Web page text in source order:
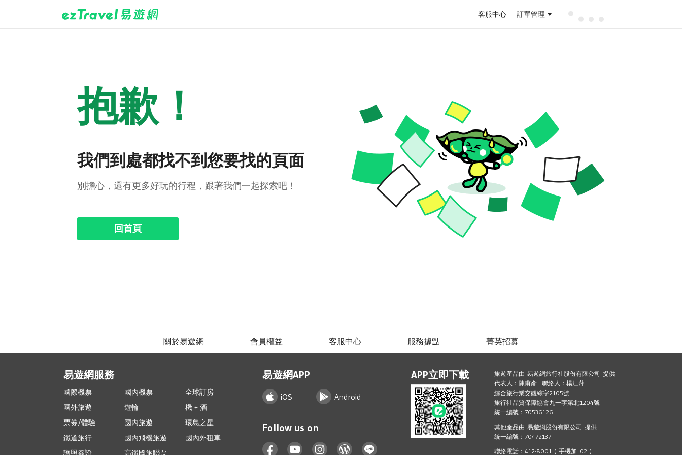
客服中心 訂單管理
抱歉！
我們到處都找不到您要找的頁面
別擔心，還有更多好玩的行程，跟著我們一起探索吧！
回首頁
關於易遊網 會員權益 客服中心 服務據點 菁英招募
易遊網服務
國際機票 國內機票
全球訂房
國外旅遊
遊輪
機 + 酒
票券/體驗
國內旅遊
環島之星
鐵道旅行
國內飛機旅遊
國內外租車
護照簽證
高鐵國旅聯票
易遊網APP
iOS Android
Follow us on
APP立即下載
旅遊產品由 易遊網旅行社股份有限公司 提供
代表人：陳甫彥 聯絡人：楊江萍
綜合旅行業交觀綜字2105號
旅行社品質保障協會九一字第北1204號
統一編號：70536126
其他產品由 易遊網股份有限公司 提供
統一編號：70472137
聯絡電話：412-8001 ( 手機加 02 )